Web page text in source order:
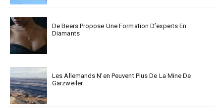
De Beers Propose Une Formation D’experts En
Diamants
Les Allemands N’en Peuvent Plus De La Mine De
Garzweiler